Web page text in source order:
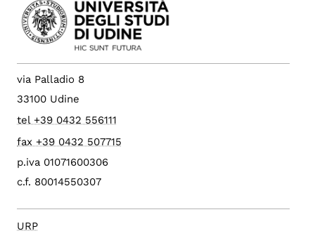
via Palladio 8
33100 Udine
tel +39 0432 556111
fax +39 0432 507715
p.iva 01071600306
c.f. 80014550307
URP